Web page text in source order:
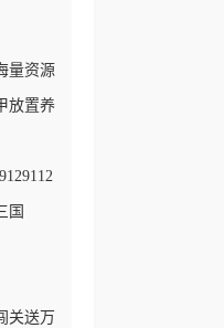
量资源
放置养
国
关送万